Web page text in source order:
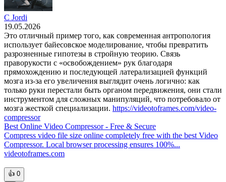
C Jordi
19.05.2026
Это отличный пример того, как современная антропология
использует байесовское моделирование, чтобы превратить
разрозненные гипотезы в стройную теорию. Связь
праворукости с «освобождением» рук благодаря
прямохождению и последующей латерализацией функций
мозга из-за его увеличения выглядит очень логично: как
только руки перестали быть органом передвижения, они стали
инструментом для сложных манипуляций, что потребовало от
мозга жесткой специализации. https://videotoframes.com/video-
compressor
Best Online Video Compressor - Free & Secure
Compress video file size online completely free with the best Video
Compressor. Local browser processing ensures 100%...
videotoframes.com
👍 0